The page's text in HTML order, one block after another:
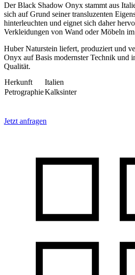
Der Black Shadow Onyx stammt aus
sich auf Grund seiner transluzenten
hinterleuchten und eignet sich daher
Verkleidungen von Wand oder Möbeln
Huber Naturstein liefert, produziert und
Onyx auf Basis modernster Technik und
Qualität.
Herkunft
Italien
PetrographieKalksinter
Jetzt anfragen